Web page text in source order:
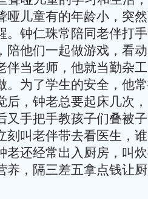
哑儿童有的年龄小，突
。钟仁珠常陪同老伴打
陪他们一起做游戏，看
伴当老师，他就当勤杂
。为了学生的安全，他
后，钟老总要起床几次
又手把手教孩子们叠被
刻叫老伴带去看医生，
老还经常出入厨房，叫
养，隔三差五拿点钱让